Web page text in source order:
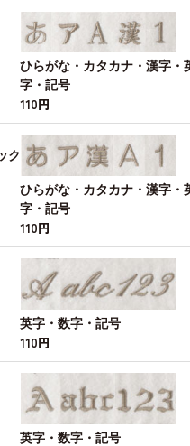
ひらがな・カタカナ・漢字・
字・記号
110円
ク
ひらがな・カタカナ・漢字・
字・記号
110円
英字・数字・記号
110円
英字・数字・記号